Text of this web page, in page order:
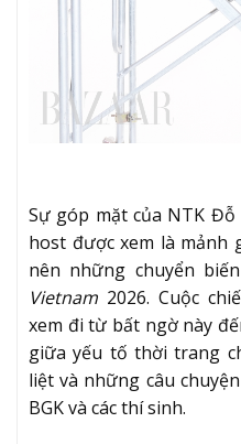
Sự góp mặt của NTK
host được xem là mảnh
nên những chuyển
Vietnam 2026. Cuộc
xem đi từ bất ngờ này
giữa yếu tố thời trang
liệt và những câu
BGK và các thí sinh.